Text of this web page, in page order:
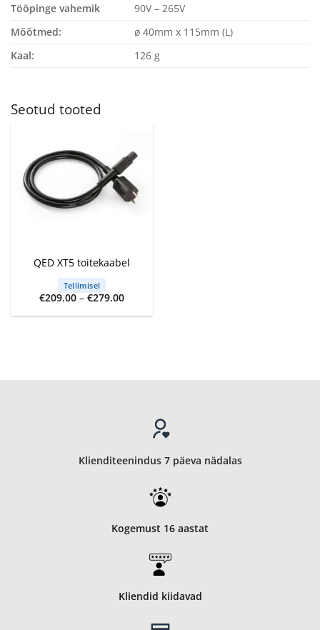
Tööpinge vahemik
90V – 265V
Mõõtmed:
ø 40mm x 115mm (L)
Kaal:
126 g
Seotud tooted
QED XT5 toitekaabel
Tellimisel
€209.00 – €279.00Price
€209.00
Klienditeenindus 7 päeva nädalas
Kogemust 16 aastat
Kliendid kiidavad